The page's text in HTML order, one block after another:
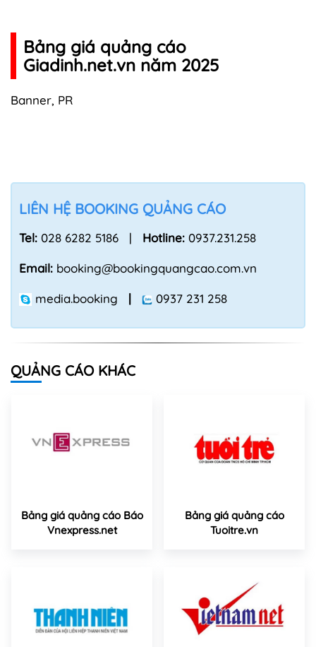
Bảng giá quảng cáo
Giadinh.net.vn năm 2025
Banner, PR
LIÊN HỆ BOOKING QUẢNG CÁO
Tel: 028 6282 5186 | Hotline: 0937.231.258
Email: booking@bookingquangcao.com.vn
media.booking | 0937 231 258
QUẢNG CÁO KHÁC
Bảng giá quảng cáo Báo
Vnexpress.net
Bảng giá quảng cáo
Tuoitre.vn